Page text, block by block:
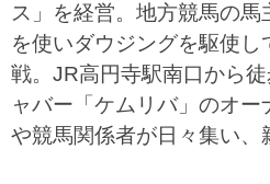
ス」を経営。地方競馬の
を使いダウジングを駆使
戦。JR高円寺駅南口から
ャバー「ケムリバ」のオ
や競馬関係者が日々集い、